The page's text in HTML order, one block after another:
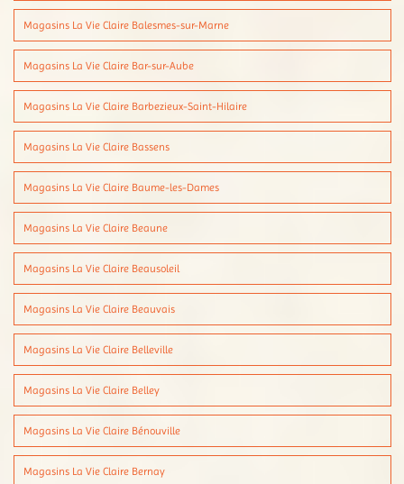
Magasins La Vie Claire Balesmes-sur-Marne
Magasins La Vie Claire Bar-sur-Aube
Magasins La Vie Claire Barbezieux-Saint-Hilaire
Magasins La Vie Claire Bassens
Magasins La Vie Claire Baume-les-Dames
Magasins La Vie Claire Beaune
Magasins La Vie Claire Beausoleil
Magasins La Vie Claire Beauvais
Magasins La Vie Claire Belleville
Magasins La Vie Claire Belley
Magasins La Vie Claire Bénouville
Magasins La Vie Claire Bernay